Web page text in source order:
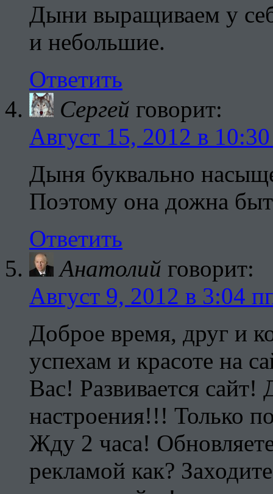
Дыни выращиваем у
и небольшие.
Ответить
Сергей говорит:
Август 15, 2012 в
Дыня буквально
Поэтому она дожна
Ответить
Анатолий говорит:
Август 9, 2012 в 3:04
Доброе время, друг и
успехам и красоте на
Вас! Развивается
настроения!!! Только
Жду 2 часа!
рекламой как?